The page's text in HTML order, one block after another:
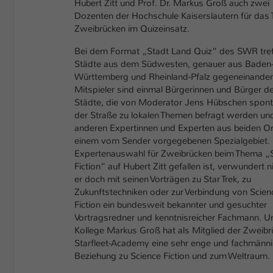
Hubert Zitt und Prof. Dr. Markus Groß auch zwei
Dozenten der Hochschule Kaiserslautern für das
Zweibrücken im Quizeinsatz.
Bei dem Format „Stadt Land Quiz“ des SWR
Städte aus dem Südwesten, genauer aus Baden-
Württemberg und Rheinland-Pfalz
Mitspieler sind einmal Bürgerinnen und Bürger
Städte, die von Moderator Jens Hübschen
der Straße zu lokalen Themen befragt werden
anderen Expertinnen und Experten aus beiden
einem vom Sender vorgegebenen
Expertenauswahl für Zweibrücken beim Thema
Fiction“ auf Hubert Zitt gefallen ist, verwundert
er doch mit seinen Vorträgen zu Star Trek, zu
Zukunftstechniken oder zur Verbindung von
Fiction ein bundesweit bekannter und gesuchter
Vortragsredner und kenntnisreicher Fachmann.
Kollege Markus Groß hat als Mitglied der
Starfleet-Academy eine sehr enge und
Beziehung zu Science Fiction und zum Weltraum.